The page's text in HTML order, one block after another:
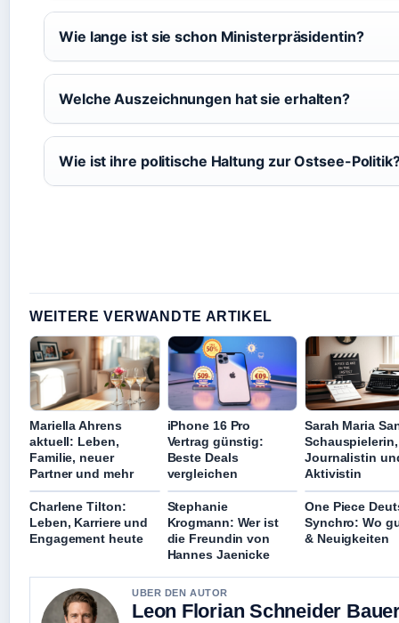
Wie lange ist sie schon Ministerpräsidentin?
Welche Auszeichnungen hat sie erhalten?
Wie ist ihre politische Haltung zur Ostsee-
WEITERE VERWANDTE ARTIKEL
Mariella Ahrens
aktuell: Leben,
Familie, neuer
Partner und mehr
iPhone 16 Pro
Vertrag günstig:
Beste Deals
vergleichen
Sarah Maria
Schauspielerin,
Journalistin
Aktivistin
Charlene Tilton:
Leben, Karriere und
Engagement heute
Stephanie
Krogmann: Wer ist
die Freundin von
Hannes Jaenicke
One Piece
Synchro: Wo
& Neuigkeiten
UBER DEN AUTOR
Leon Florian Schneider